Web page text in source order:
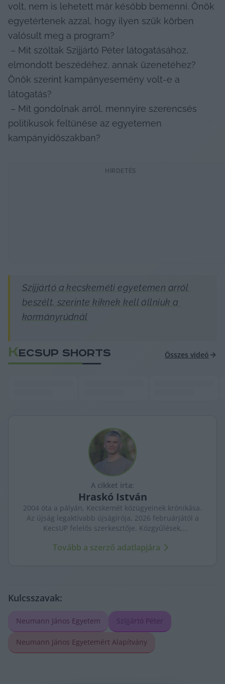
volt, nem is lehetett már később bemenni. Önök
egyetértenek azzal, hogy ilyen szűk körben
valósult meg a program?
elmondott beszédéhez, annak üzenetéhez?
Önök szerint kampányesemény volt-e a
látogatás?
politikusok feltűnése az egyetemen
kampányidőszakban?
HIRDETÉS
Szijjártó a kecskeméti egyetemen arról
beszélt, szerinte kiknek kell állniuk a
kormányrúdnál
KECSUP SHORTS Összes videó
A cikket írta:
Hraskó István
2004 óta a pályán, Kecskemét közügyeinek krónikása.
Az újság legaktívabb újságírója, 2026 februárjától a
KecsUP felelős szerkesztője. Közgyűlések,
arca és a háttérben élők történetei egyszerre jelennek
Tovább a szerző adatlapjára
Kulcsszavak:
Neumann János Egyetem Szíjjártó Péter
Neumann János Egyetemért Alapítvány